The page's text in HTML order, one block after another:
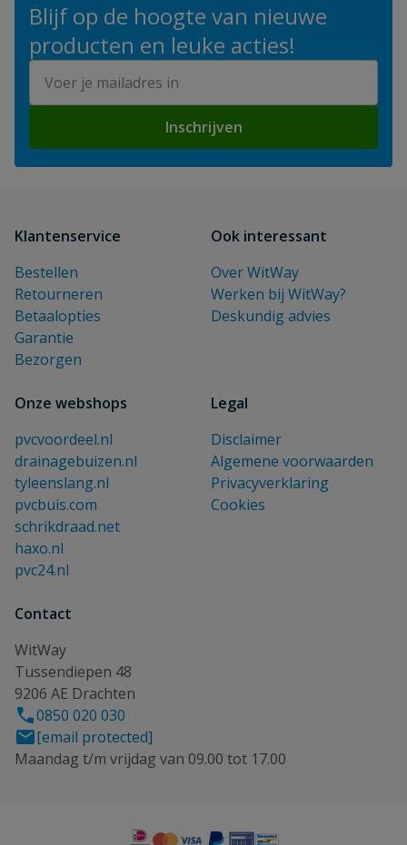
Blijf op de hoogte van nieuwe
producten en leuke acties!
Inschrijven
Klantenservice
Bestellen
Retourneren
Betaalopties
Garantie
Bezorgen
Ook interessant
Over WitWay
Werken bij WitWay?
Deskundig advies
Onze webshops
pvcvoordeel.nl
drainagebuizen.nl
tyleenslang.nl
pvcbuis.com
schrikdraad.net
haxo.nl
pvc24.nl
Legal
Disclaimer
Algemene voorwaarden
Privacyverklaring
Cookies
Contact
WitWay
Tussendiepen 48
9206 AE Drachten
0850 020 030
[email protected]
Maandag t/m vrijdag van 09.00 tot 17.00